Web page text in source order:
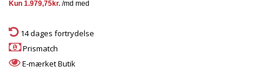
14 dages fortrydelse
Prismatch
E-mærket Butik